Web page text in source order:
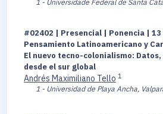
#02402 | Presencial | Ponencia | 13
Pensamiento Latinoamericano y
El nuevo tecno-colonialismo:
desde el sur global
Andrés Maximiliano Tello 1
1 - Universidad de Playa Ancha,